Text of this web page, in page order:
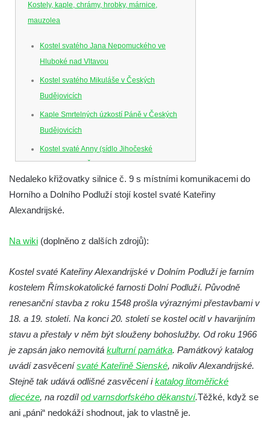
Kostely, kaple, chrámy, hrobky, márnice,
mauzolea
Kostel svatého Jana Nepomuckého ve
Hluboké nad Vltavou
Kostel svatého Mikuláše v Českých
Budějovicích
Kaple Smrtelných úzkostí Páně v Českých
Budějovicích
Kostel svaté Anny (sídlo Jihočeské
filharmonie) v Českých Budějovicích
Kostel svaté Rodiny v Českých
Budějovicích
Kostel Obětování Panny Marie u kláštera
Kaple na křižovatce ulic Budějovická a
Dělnická v Kamenném Újezdě
Bývalý kostel svatých Filipa a Jakuba na
náměstí J. V. Kamarýta ve Velešíně
Kaple na hřbitově ve Velešíně
Márnice na hřbitově ve Velešíně
Kostel svatého Václava ve Velešíně
Poutní areál Římov
Kostel svatého Ducha v poutním areálu
Nedaleko křižovatky silnice č. 9 s místními komunikacemi do
Horního a Dolního Podluží stojí kostel svaté Kateřiny
Alexandrijské.
Na wiki (doplněno z dalších zdrojů):
Kostel svaté Kateřiny Alexandrijské v Dolním Podluží je farním
kostelem Římskokatolické farnosti Dolní Podluží. Původně
renesanční stavba z roku 1548 prošla výraznými přestavbami v
18. a 19. století. Na konci 20. století se kostel ocitl v havarijním
stavu a přestaly v něm být slouženy bohoslužby. Od roku 1966
je zapsán jako nemovitá kulturní památka. Památkový katalog
uvádí zasvěcenísvaté Kateřině Sienské, nikoliv Alexandrijské.
Stejně tak udává odlišné zasvěcení ikatalog litoměřické
diecéze, na rozdílod varnsdorfského děkanství.Těžké, když se
ani „páni“ nedokáží shodnout, jak to vlastně je.